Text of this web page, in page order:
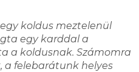
koldus meztelenül
egy karddal a
a koldusnak. Számomra
a felebarátunk helyes